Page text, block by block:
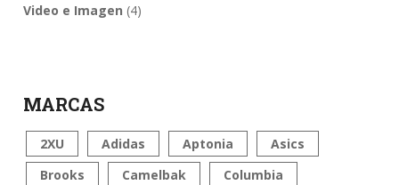
Video e Imagen (4)
MARCAS
2XU Adidas Aptonia
Asics
Brooks
Camelbak
Columbia